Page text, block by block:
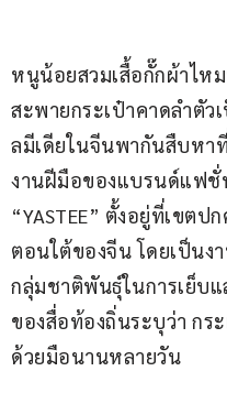
หนูน้อยสวมเสื้อกั๊กผ้าไห
สะพายกระเป๋าคาดลำตัว
ลมีเดียในจีนพากันสืบหา
งานฝีมือของแบรนด์แฟชั่
“YASTEE” ตั้งอยู่ที่เขตป
ตอนใต้ของจีน โดยเป็น
กลุ่มชาติพันธุ์ในการเย็บ
ของสื่อท้องถิ่นระบุว่า กร
ด้วยมือนานหลายวัน